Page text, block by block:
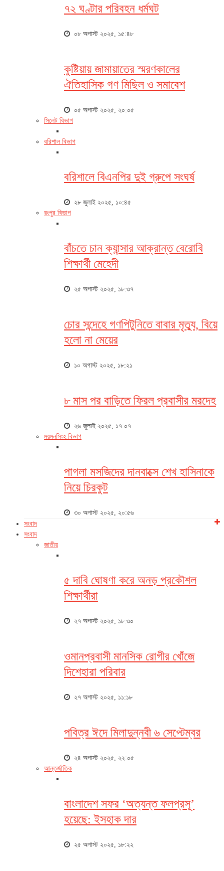
৭২ ঘণ্টার পরিবহন ধর্মঘট
০৮ অগাস্ট ২০২৫, ১৫:৪৮
কুষ্টিয়ায় জামায়াতের স্মরণকালের
ঐতিহাসিক গণ মিছিল ও সমাবেশ
০৫ অগাস্ট ২০২৫, ২০:০৫
সিলেট বিভাগ
বরিশাল বিভাগ
বরিশালে বিএনপির দুই গ্রুপে সংঘর্ষ
২৮ জুলাই ২০২৫, ১০:৪৫
রংপুর বিভাগ
বাঁচতে চান ক্যান্সার আক্রান্ত বেরোবি
শিক্ষার্থী মেহেদী
২৫ অগাস্ট ২০২৫, ১৮:৩৭
চোর সন্দেহে গণপিটুনিতে বাবার মৃত্যু, বিয়ে
হলো না মেয়ের
১০ অগাস্ট ২০২৫, ১৮:২১
৮ মাস পর বাড়িতে ফিরল প্রবাসীর মরদেহ
২৬ জুলাই ২০২৫, ১৭:০৭
ময়মনসিংহ বিভাগ
পাগলা মসজিদের দানবাক্সে শেখ হাসিনাকে
নিয়ে চিরকুট
৩০ অগাস্ট ২০২৫, ২০:৫৬
সংবাদ
সংবাদ
জাতীয়
৫ দাবি ঘোষণা করে অনড় প্রকৌশল
শিক্ষার্থীরা
২৭ অগাস্ট ২০২৫, ১৮:৩০
ওমানপ্রবাসী মানসিক রোগীর খোঁজে
দিশেহারা পরিবার
২৭ অগাস্ট ২০২৫, ১১:১৮
পবিত্র ঈদে মিলাদুন্নবী ৬ সেপ্টেম্বর
২৪ অগাস্ট ২০২৫, ২২:০৫
আন্তর্জাতিক
বাংলাদেশ সফর ‘অত্যন্ত ফলপ্রসূ’
হয়েছে: ইসহাক দার
২৫ অগাস্ট ২০২৫, ১৮:২২